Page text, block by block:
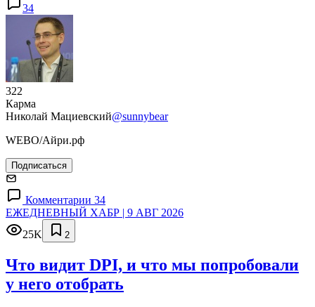
34
322
Карма
Николай Мациевский@sunnybear
WEBO/Айри.рф
Подписаться
Комментарии 34
ЕЖЕДНЕВНЫЙ ХАБР | 9 АВГ 2026
25K
2
Что видит DPI, и что мы попробовали
у него отобрать